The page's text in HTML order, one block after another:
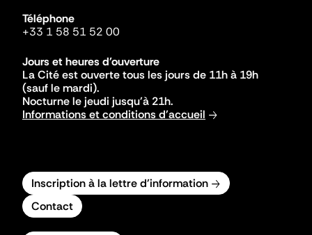
Téléphone
+33 1 58 51 52 00
Jours et heures d'ouverture
La Cité est ouverte tous les jours de 11h à 19h
(sauf le mardi).
Nocturne le jeudi jusqu'à 21h.
Informations et conditions d'accueil
Inscription à la lettre d'information
Contact